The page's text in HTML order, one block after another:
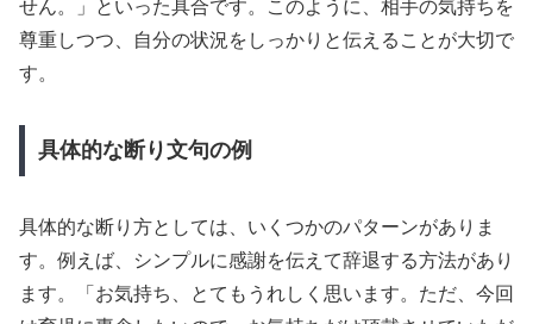
せん。」といった具合です。このように、相手の気持ちを
尊重しつつ、自分の状況をしっかりと伝えることが大切で
す。
具体的な断り文句の例
具体的な断り方としては、いくつかのパターンがありま
す。例えば、シンプルに感謝を伝えて辞退する方法があり
ます。「お気持ち、とてもうれしく思います。ただ、今回